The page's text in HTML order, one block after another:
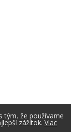
tým, že používame
zážitok. Viac